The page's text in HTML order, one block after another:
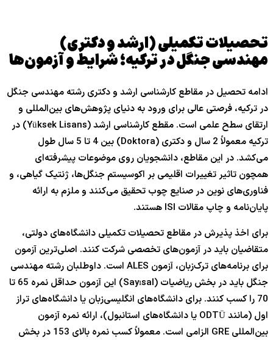
تحصیلات تکمیلی (ارشد و دکتری)
مهندسی جنگل در ترکیه؛ شرایط و آزمون‌ها
ادامه تحصیل در مقاطع کارشناسی ارشد و دکتری رشته مهندسی جنگل
در ترکیه، فرصتی عالی برای ورود به دنیای پژوهش‌های بین‌المللی و
ارتقای سطح علمی است. مقطع کارشناسی ارشد (Yüksek Lisans) در
ترکیه معمولاً 2 سال و دکتری (Doktora) بین 4 تا 5 سال طول
می‌کشد. در این مقاطع، دانشجویان روی موضوعات پیشرفته‌ای
همچون تاثیر تغییرات اقلیمی بر اکوسیستم جنگل‌ها، ژنتیک گیاهی، و
فناوری‌های نوین در صنایع چوب تحقیق می‌کنند و ملزم به ارائه
پایان‌نامه و چاپ مقالات ISI هستند.
برای اخذ پذیرش در مقاطع تحصیلات تکمیلی دانشگاه‌های دولتی،
متقاضیان باید در آزمون‌های تخصصی شرکت کنند. اصلی‌ترین آزمون
برای برنامه‌های ترک‌زبان، آزمون ALES است. داوطلبان رشته مهندسی
جنگل باید در بخش ریاضیات (Sayısal) این آزمون حداقل نمره 65 تا
70 را کسب کنند. برای دانشگاه‌های انگلیسی‌زبان یا دانشگاه‌های تراز
اول (مانند ODTÜ یا دانشگاه‌های استانبول)، ارائه نمره آزمون
بین‌المللی GRE الزامی است. معمولاً کسب نمره بالای 153 در بخش